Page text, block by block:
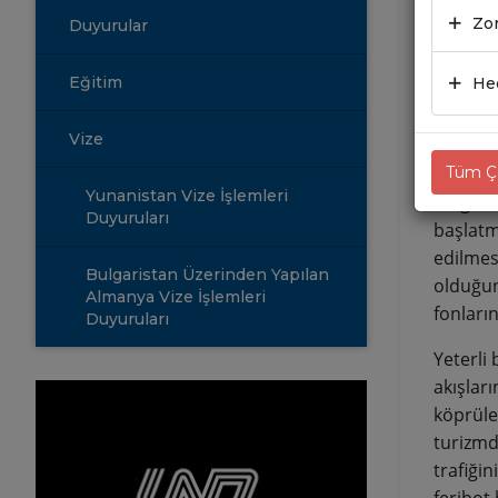
Duyurular
Eğitim
Vize
Yunanistan Vize İşlemleri
Duyuruları
Bulgaristan Üzerinden Yapılan
Almanya Vize İşlemleri
Duyuruları
Yeterli
trafiğini
Tüm